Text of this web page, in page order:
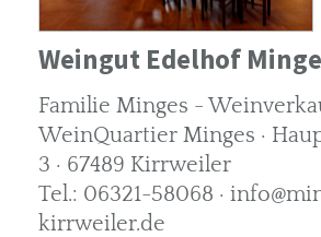
Weingut Edelhof
Familie Minges -
WeinQuartier Minges ·
3 · 67489 Kirrweiler
Tel.: 06321-58068 ·
kirrweiler.de